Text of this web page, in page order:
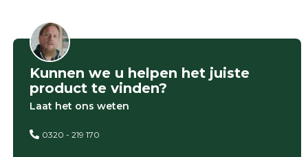
Kunnen we u helpen het juiste
product te vinden?
Laat het ons weten
0320 - 219 170